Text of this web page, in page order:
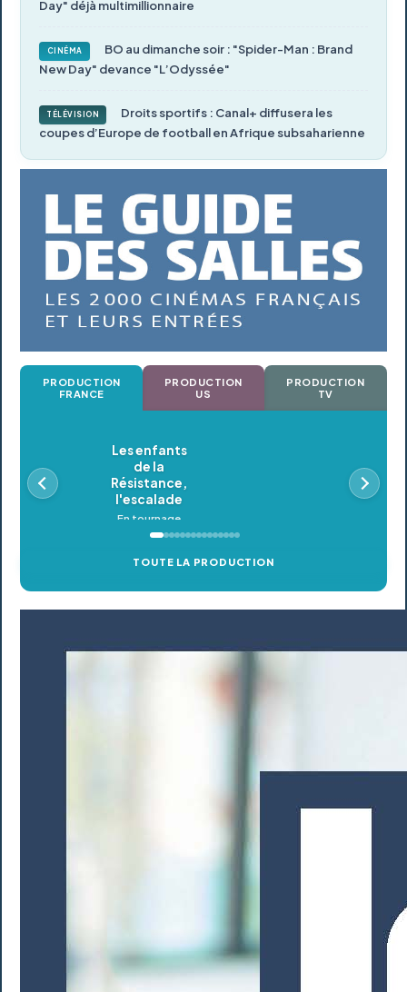
Day" déjà multimillionnaire
CINÉMA
BO au dimanche soir : "Spider-Man : Brand
New Day" devance "L’Odyssée"
TÉLÉVISION
Droits sportifs : Canal+ diffusera les
coupes d’Europe de football en Afrique subsaharienne
PRODUCTION
FRANCE
PRODUCTION
US
PRODUCTION
TV
Une
vie
de
rêve
En postproduction
TOUTE LA PRODUCTION